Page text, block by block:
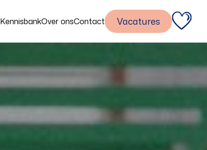
KennisbankOver onsContact Vacatures